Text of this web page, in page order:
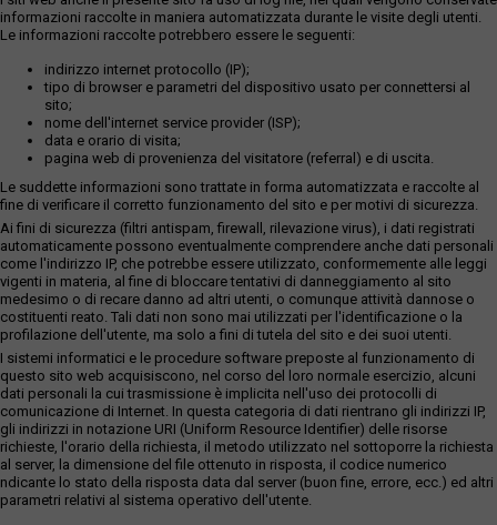
informazioni raccolte in maniera automatizzata durante le visite degli utenti.
Le informazioni raccolte potrebbero essere le seguenti:
indirizzo internet protocollo (IP);
tipo di browser e parametri del dispositivo usato per connettersi al
sito;
nome dell'internet service provider (ISP);
data e orario di visita;
pagina web di provenienza del visitatore (referral) e di uscita.
Le suddette informazioni sono trattate in forma automatizzata e raccolte al
fine di verificare il corretto funzionamento del sito e per motivi di sicurezza.
Ai fini di sicurezza (filtri antispam, firewall, rilevazione virus), i dati registrati
automaticamente possono eventualmente comprendere anche dati personali
come l'indirizzo IP, che potrebbe essere utilizzato, conformemente alle leggi
vigenti in materia, al fine di bloccare tentativi di danneggiamento al sito
medesimo o di recare danno ad altri utenti, o comunque attività dannose o
costituenti reato. Tali dati non sono mai utilizzati per l'identificazione o la
profilazione dell'utente, ma solo a fini di tutela del sito e dei suoi utenti.
I sistemi informatici e le procedure software preposte al funzionamento di
questo sito web acquisiscono, nel corso del loro normale esercizio, alcuni
dati personali la cui trasmissione è implicita nell'uso dei protocolli di
comunicazione di Internet. In questa categoria di dati rientrano gli indirizzi IP,
gli indirizzi in notazione URI (Uniform Resource Identifier) delle risorse
richieste, l'orario della richiesta, il metodo utilizzato nel sottoporre la richiesta
al server, la dimensione del file ottenuto in risposta, il codice numerico
ndicante lo stato della risposta data dal server (buon fine, errore, ecc.) ed altri
parametri relativi al sistema operativo dell'utente.